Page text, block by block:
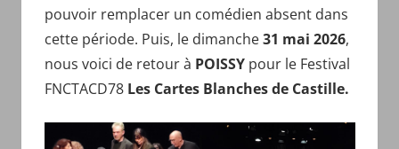
pouvoir remplacer un comédien absent dans
cette période. Puis, le dimanche31 mai 2026,
nous voici de retour à POISSYpour le Festival
FNCTACD78 Les Cartes Blanches de Castille.